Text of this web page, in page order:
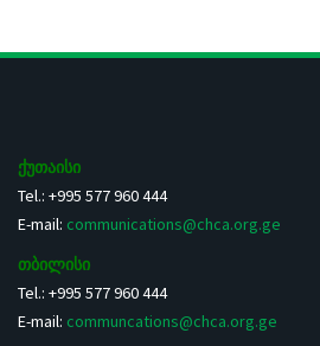
ქუთაისი
Tel.: +995 577 960 444
E-mail: communications@chca.org.ge
თბილისი
Tel.: +995 577 960 444
E-mail: communcations@chca.org.ge